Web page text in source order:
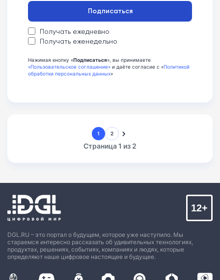
Получать ежедневно
Получать еженедельно
Подписаться
Нажимая кнопку «Подписаться», вы принимаете
«Пользовательское соглашение» и даёте согласие с «Политикой
обработки персональных данных»
1 2
Страница 1 из 2
DGL.RU – это портал о будущем, которое уже наступило. Мы
стараемся интересно рассказать об удивительных технологиях,
продуктах, решениях, событиях, компаниях и людях, которые
определяют наше цифровое настоящее и будущее.
12+